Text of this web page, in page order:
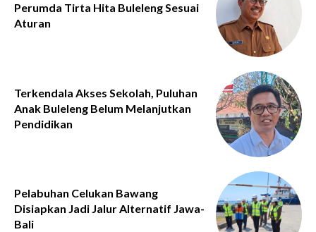
Perumda Tirta Hita Buleleng Sesuai
Aturan
Terkendala Akses Sekolah, Puluhan
Anak Buleleng Belum Melanjutkan
Pendidikan
Pelabuhan Celukan Bawang
Disiapkan Jadi Jalur Alternatif Jawa-
Bali